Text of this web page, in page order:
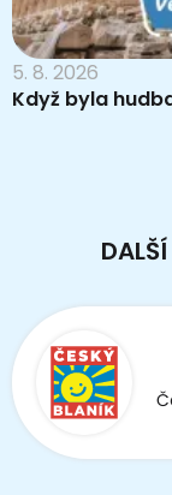
5. 8. 2026
Když byla